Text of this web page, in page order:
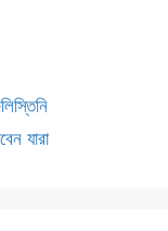
যারা